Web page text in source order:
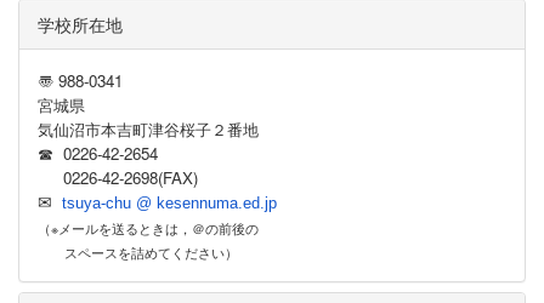
学校所在地
〠 988-0341
宮城県
気仙沼市本吉町津谷桜子２番地
☎ 0226-42-2654
0226-42-2698(FAX)
✉ tsuya-chu @ kesennuma.ed.jp
（※メールを送るときは，＠の前後の
スペースを詰めてください）